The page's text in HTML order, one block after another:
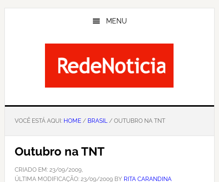
Skip
MENU
VOCÊ ESTÁ AQUI: HOME/ BRASIL/ OUTUBRO NA TNT
Outubro na TNT
CRIADO EM: 23/09/2009,
ÚLTIMA MODIFICAÇÃO: 23/09/2009BY RITA CARANDINA